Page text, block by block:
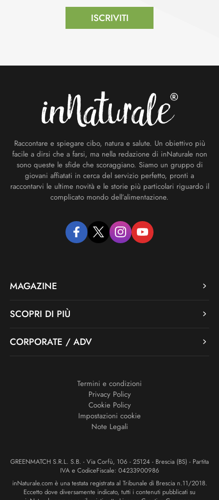
ISCRIVITI
Raccontare e spiegare cibo, natura e salute. Un obiettivo più
facile a dirsi che a farsi, ma nella redazione di inNaturale non
sono queste le sfide che scoraggiano. Siamo un gruppo di
giovani affiatati in cerca del servizio perfetto, pronti a
raccontarvi le ultime novità e le storie più particolari riguardo il
complicato mondo dell’alimentazione.
facebooktwitter instagramyoutube
MAGAZINE
SCOPRI DI PIÙ
CORPORATE / ADV
Termini e condizioni
Privacy Policy
Cookie Policy
Impostazioni cookie
Note Legali
GREENMATCH S.R.L. S.B. - Via Corfù, 106 - 25124 - Brescia (BS) - Partita
IVA e CodiceFiscale: 04233900986
inNaturale.com è una testata registrata al Tribunale di Brescia n.11/2018.
Eccetto dove diversamente indicato, tutti i contenuti pubblicati su